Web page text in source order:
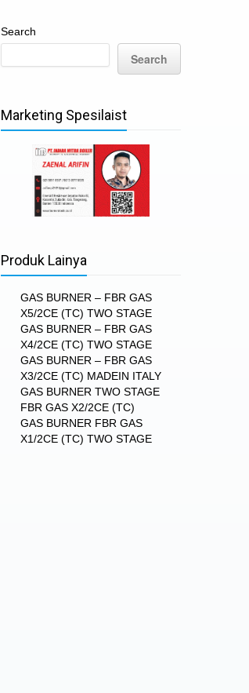
Search
Search
Marketing Spesilaist
Produk Lainya
GAS BURNER – FBR GAS
X5/2CE (TC) TWO STAGE
GAS BURNER – FBR GAS
X4/2CE (TC) TWO STAGE
GAS BURNER – FBR GAS
X3/2CE (TC) MADEIN ITALY
GAS BURNER TWO STAGE
FBR GAS X2/2CE (TC)
GAS BURNER FBR GAS
X1/2CE (TC) TWO STAGE